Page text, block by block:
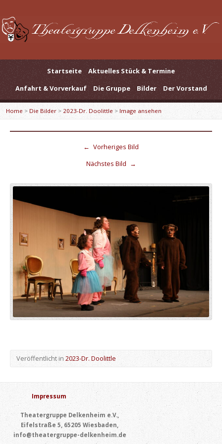
Startseite
Aktuelles Stück & Termine
Anfahrt & Vorverkauf
Die Gruppe Bilder Der Vorstand
Home > Die Bilder> 2023-Dr. Doolittle> Image ansehen
← Vorheriges Bild
Nächstes Bild →
Veröffentlicht in2023-Dr. Doolittle
Impressum
Theatergruppe Delkenheim e.V.,
Eifelstraße 5, 65205 Wiesbaden,
info@theatergruppe-delkenheim.de